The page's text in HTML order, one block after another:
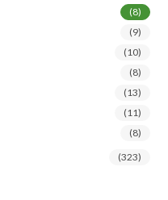
(8)
(9)
(10)
(8)
(13)
(11)
(8)
(323)